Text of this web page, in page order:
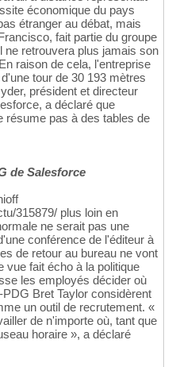
économique du pays
étranger au débat, mais
fait partie du groupe
ne retrouvera plus jamais son
raison de cela, l'entreprise
tour de 30 193 mètres
président et directeur
a déclaré que
résume pas à des tables de
de Salesforce
315879/ plus loin en
ne serait pas une
conférence de l'éditeur à
de retour au bureau ne vont
vue fait écho à la politique
les employés décider où
Bret Taylor considèrent
un outil de recrutement. «
de n'importe où, tant que
horaire », a déclaré